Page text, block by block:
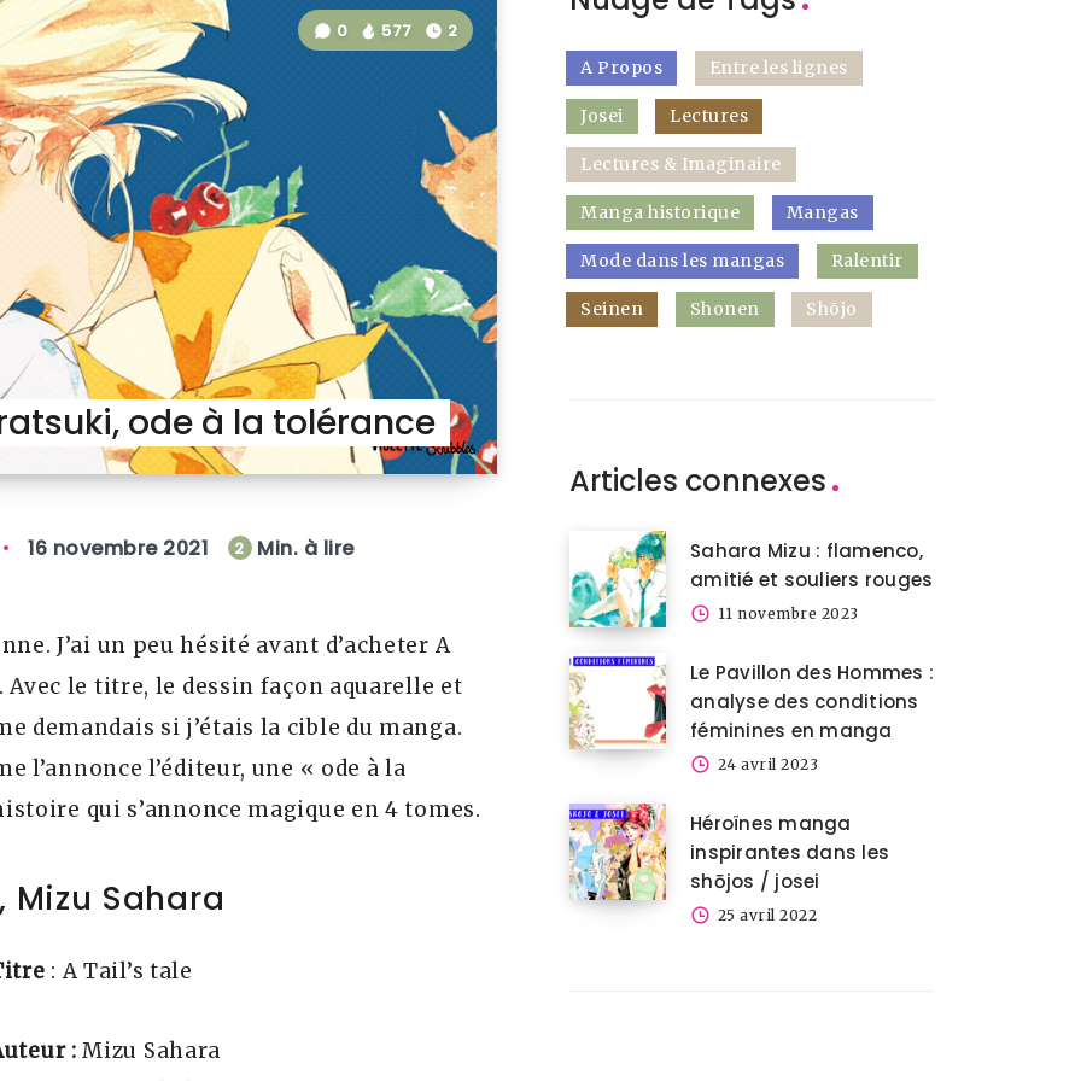
ode à la tolérance
0 577 2
16 novembre 2021 2 Min. à lire
J’ai un peu hésité avant d’acheter A
Avec le titre, le dessin façon aquarelle et
demandais si j’étais la cible du manga.
l’annonce l’éditeur, une « ode à la
qui s’annonce magique en 4 tomes.
Mizu Sahara
: A Tail’s tale
:Mizu Sahara
A Propos Entre les lignes
Josei Lectures
Lectures & Imaginaire
Manga historique Mangas
Mode dans les mangas Ralentir
Seinen Shonen Shōjo
Articles connexes
Sahara Mizu : flamenco,
amitié et souliers rouges
11 novembre 2023
Le Pavillon des Hommes :
analyse des conditions
féminines en manga
24 avril 2023
Héroïnes manga
inspirantes dans les
shōjos / josei
25 avril 2022